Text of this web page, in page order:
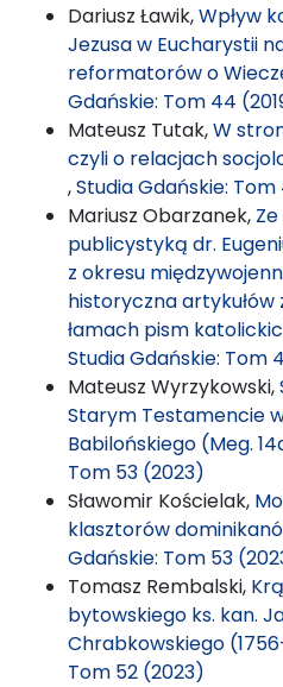
Dariusz Ławik,Wpływ
Jezusa w Eucharystii
reformatorów o
Gdańskie: Tom 44
Mateusz Tutak,W
czyli o relacjach
,Studia Gdańskie:
Mariusz Obarzanek,
publicystyką dr.
z okresu
historyczna
łamach pism
Studia Gdańskie: Tom
Mateusz Wyrzykowski,
Starym Testamencie
Babilońskiego (Meg.
Tom 53 (2023)
Sławomir Kościelak,
klasztorów
Gdańskie: Tom 53
Tomasz Rembalski,
bytowskiego ks. kan.
Chrabkowskiego
Tom 52 (2023)